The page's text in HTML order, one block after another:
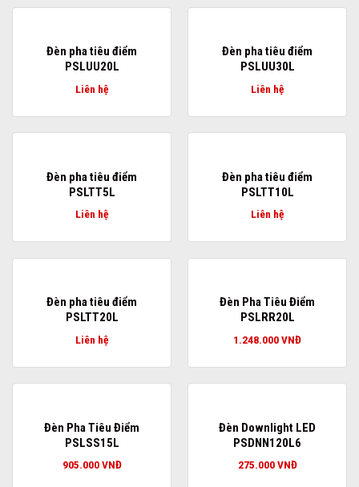
Đèn pha tiêu điểm
PSLUU20L
Liên hệ
Đèn pha tiêu điểm
PSLUU30L
Liên hệ
Đèn pha tiêu điểm
PSLTT5L
Liên hệ
Đèn pha tiêu điểm
PSLTT10L
Liên hệ
Đèn pha tiêu điểm
PSLTT20L
Liên hệ
Đèn Pha Tiêu Điểm
PSLRR20L
1.248.000VNĐ
Đèn Pha Tiêu Điểm
PSLSS15L
905.000VNĐ
Đèn Downlight LED
PSDNN120L6
275.000VNĐ